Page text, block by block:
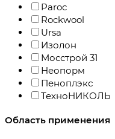
Paroc
Rockwool
Ursa
Изолон
Мосстрой 31
Неопорм
Пеноплэкс
ТехноНИКОЛЬ
Область применения